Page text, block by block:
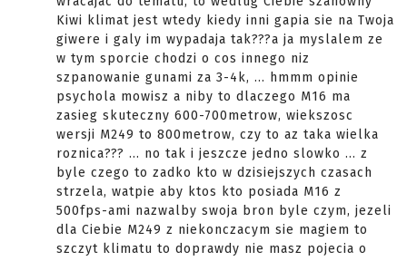
Kiwi klimat jest wtedy kiedy inni gapia sie na Twoja
giwere i galy im wypadaja tak???a ja myslalem ze
w tym sporcie chodzi o cos innego niz
szpanowanie gunami za 3-4k, ... hmmm opinie
psychola mowisz a niby to dlaczego M16 ma
zasieg skuteczny 600-700metrow, wiekszosc
wersji M249 to 800metrow, czy to az taka wielka
roznica??? ... no tak i jeszcze jedno slowko ... z
byle czego to zadko kto w dzisiejszych czasach
strzela, watpie aby ktos kto posiada M16 z
500fps-ami nazwalby swoja bron byle czym, jezeli
dla Ciebie M249 z niekonczacym sie magiem to
szczyt klimatu to doprawdy nie masz pojecia o